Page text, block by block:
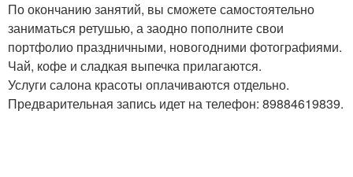
По окончанию занятий, вы сможете самостоятельно
заниматься ретушью, а заодно пополните свои
портфолио праздничными, новогодними фотографиями.
Чай, кофе и сладкая выпечка прилагаются.
Услуги салона красоты оплачиваются отдельно.
Предварительная запись идет на телефон: 89884619839.